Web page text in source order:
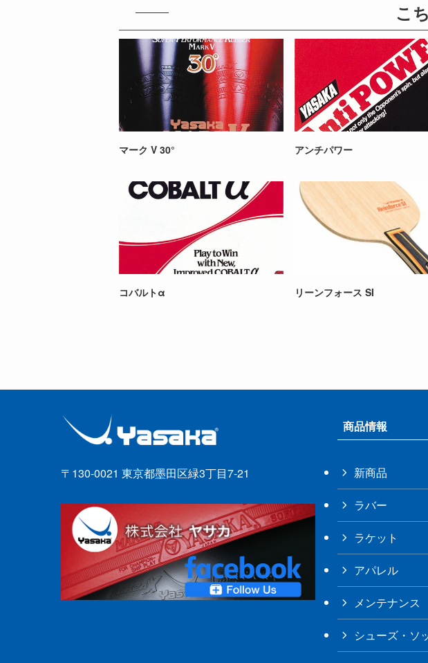
こ
マーク V 30° アンチパワー
コバルトα リーンフォース SI
〒130-0021 東京都墨田区緑3丁目7-21
商品情報
新商品
ラバー
ラケット
アパレル
メンテナンス
シューズ・ソ